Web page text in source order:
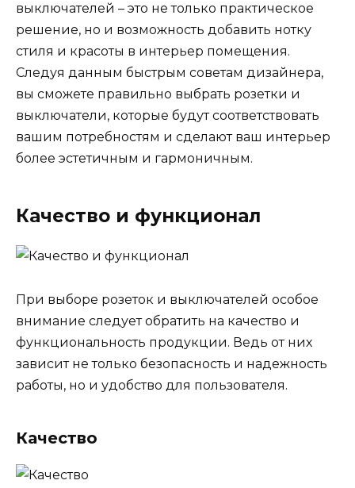
выключателей – это не только практическое
решение, но и возможность добавить нотку
стиля и красоты в интерьер помещения.
Следуя данным быстрым советам дизайнера,
вы сможете правильно выбрать розетки и
выключатели, которые будут соответствовать
вашим потребностям и сделают ваш интерьер
более эстетичным и гармоничным.
Качество и функционал
При выборе розеток и выключателей особое
внимание следует обратить на качество и
функциональность продукции. Ведь от них
зависит не только безопасность и надежность
работы, но и удобство для пользователя.
Качество